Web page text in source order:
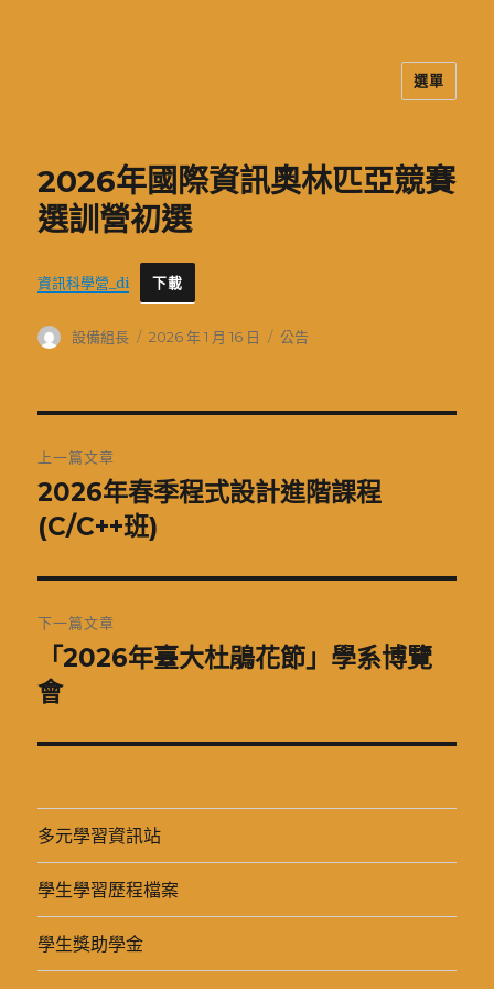
選單
2026年國際資訊奧林匹亞競賽
選訓營初選
資訊科學營_di 下載
作
設備組長
發
2026 年 1 月 16 日
分
公告
章
導
覽
上一篇文章
上
一
文
章:
2026年春季程式設計進階課程
(C/C++班)
下一篇文章
下
一
文
「2026年臺大杜鵑花節」學系博覽
會
多元學習資訊站
學生學習歷程檔案
學生獎助學金